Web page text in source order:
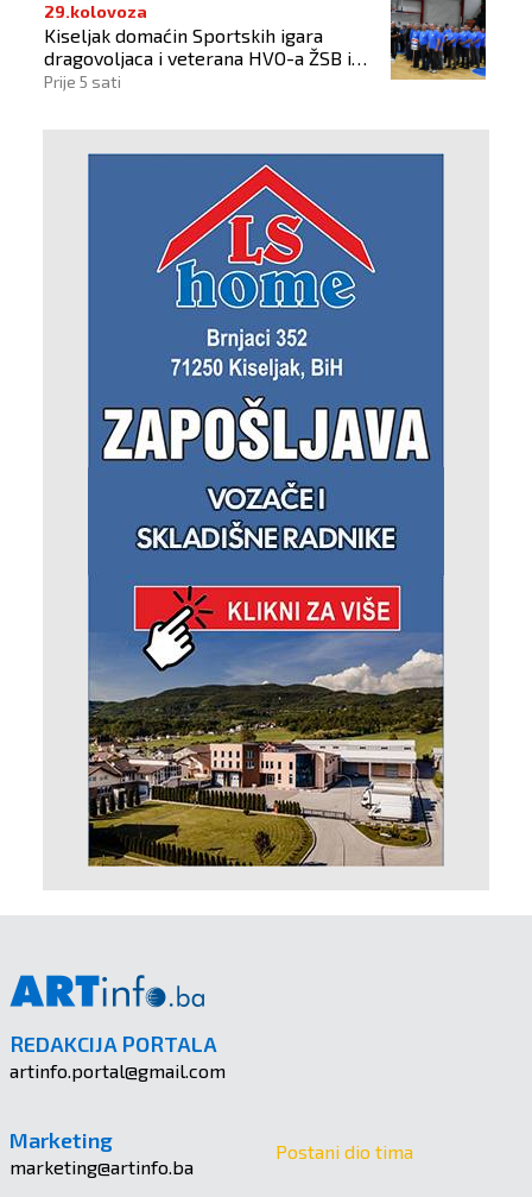
29.kolovoza
Kiseljak domaćin Sportskih igara
dragovoljaca i veterana HVO-a ŽSB i
Dana branitelja
Prije 5 sati
REDAKCIJA PORTALA
artinfo.portal@gmail.com
Marketing
marketing@artinfo.ba
Postani dio tima